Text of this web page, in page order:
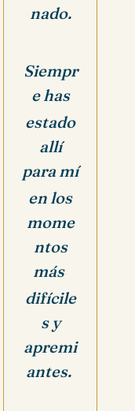
nado.
Siempr
e has
estado
allí
para mí
en los
mome
ntos
más
difícile
s y
apremi
antes.